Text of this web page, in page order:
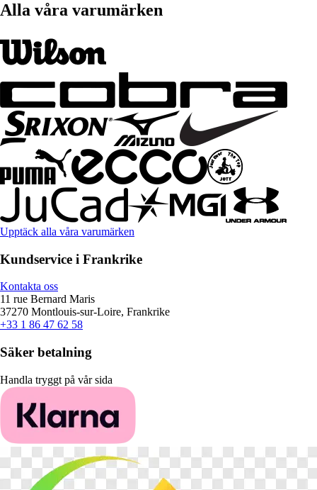
Alla våra varumärken
Upptäck alla våra varumärken
Kundservice i Frankrike
Kontakta oss
11 rue Bernard Maris
37270 Montlouis-sur-Loire, Frankrike
+33 1 86 47 62 58
Säker betalning
Handla tryggt på vår sida